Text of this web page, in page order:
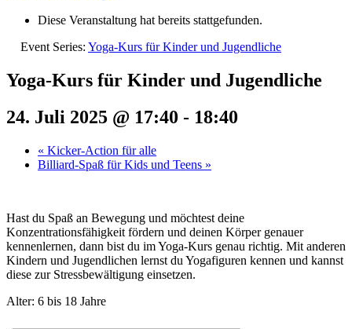
Diese Veranstaltung hat bereits stattgefunden.
Event Series: Yoga-Kurs für Kinder und Jugendliche
Yoga-Kurs für Kinder und Jugendliche
24. Juli 2025 @ 17:40 - 18:40
« Kicker-Action für alle
Billiard-Spaß für Kids und Teens »
Hast du Spaß an Bewegung und möchtest deine
Konzentrationsfähigkeit fördern und deinen Körper genauer
kennenlernen, dann bist du im Yoga-Kurs genau richtig. Mit anderen
Kindern und Jugendlichen lernst du Yogafiguren kennen und kannst
diese zur Stressbewältigung einsetzen.
Alter: 6 bis 18 Jahre